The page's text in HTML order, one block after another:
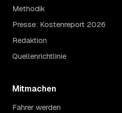
Methodik
Presse: Kostenreport 2026
Redaktion
Quellenrichtlinie
Mitmachen
Fahrer werden